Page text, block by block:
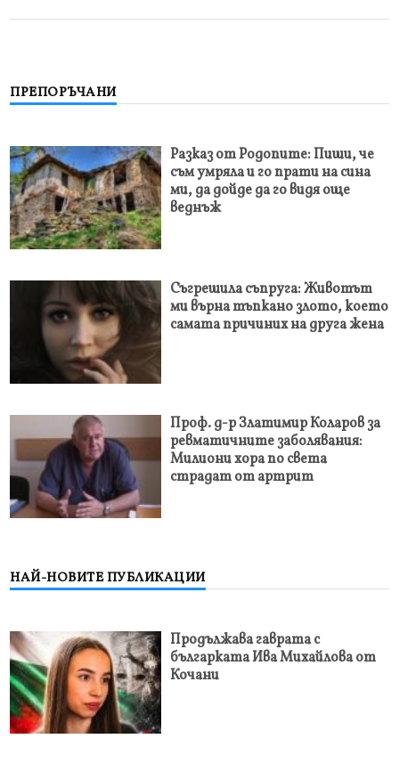
ПРЕПОРЪЧАНИ
Разказ от Родопите: Пиши, че
съм умряла и го прати на сина
ми, да дойде да го видя още
веднъж
Съгрешила съпруга: Животът
ми върна тъпкано злото, което
самата причиних на друга жена
Проф. д-р Златимир Коларов за
ревматичните заболявания:
Милиони хора по света
страдат от артрит
НАЙ-НОВИТЕ ПУБЛИКАЦИИ
Продължава гаврата с
българката Ива Михайлова от
Кочани